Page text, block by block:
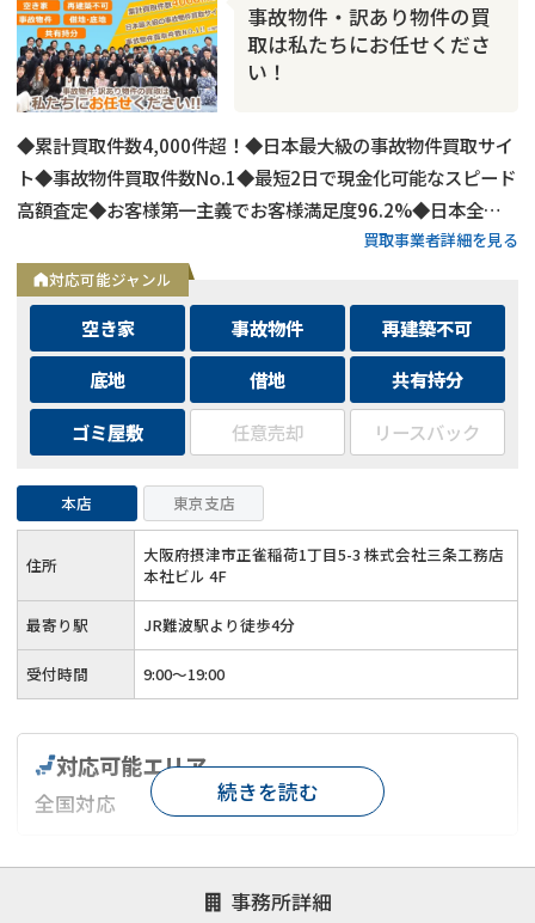
事故物件・訳あり物件の買
取は私たちにお任せくださ
い！
◆累計買取件数4,000件超！◆日本最大級の事故物件買取サイ
ト◆事故物件買取件数No.1◆最短2日で現金化可能なスピード
高額査定◆お客様第一主義でお客様満足度96.2%◆日本全国
買取事業者詳細を見る
対応可能ジャンル
空き家 事故物件
再建築不可
底地
借地
共有持分
ゴミ屋敷
任意売却 リースバック
本店 東京支店
住所
大阪府摂津市正雀稲荷1丁目5-3 株式会社三条工務店
本社ビル 4F
最寄り駅 JR難波駅より徒歩4分
受付時間 9:00～19:00
事務所詳細
対応可能エリア
全国対応
対応が親身 オンライン面談可能
レスポンスが早い
1億円以上の買取可
続きを読む